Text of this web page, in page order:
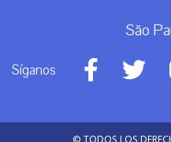
São
Síganos